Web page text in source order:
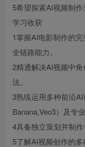
5希望探索AI视频制作
学习收获
1掌握AI电影制作的
全链路能力。
2精通解决AI视频中
法。
3熟练运用多种前沿
Banana,Veo3）及专
4具备独立策划并制
5了解AI视频创作的